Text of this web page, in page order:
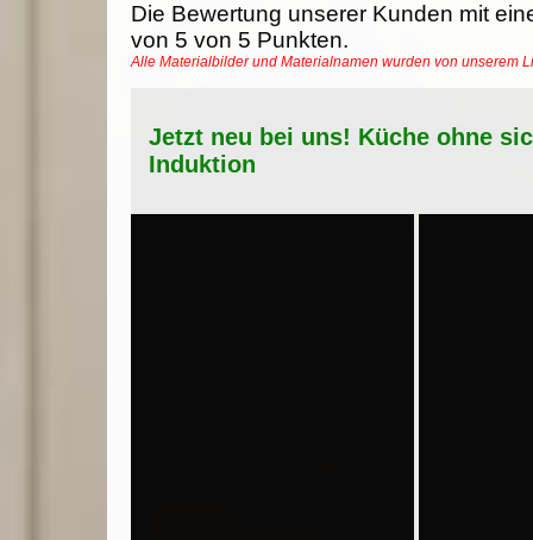
Die Bewertung unserer Kunden mit
von 5 von 5 Punkten.
Alle Materialbilder und Materialnamen wurden von unserem
Jetzt neu bei uns! Küche ohne
Induktion